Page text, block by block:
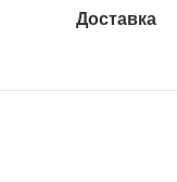
Доставка